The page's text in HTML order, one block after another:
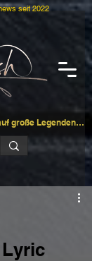
große Legenden…
seit 2022